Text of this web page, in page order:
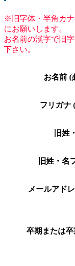
※旧字体・半角カ
にお願いします。
お名前の漢字で旧
下さい。
お名前 (
フリガナ
旧姓
旧姓・名
メールアド
卒期または卒